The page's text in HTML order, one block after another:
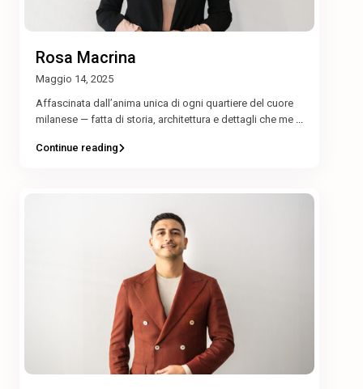
Rosa Macrina
Maggio 14, 2025
Affascinata dall’anima unica di ogni quartiere del cuore
milanese — fatta di storia, architettura e dettagli che me ...
Continue reading